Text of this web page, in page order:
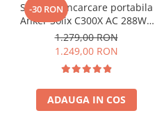
-30 RON
Statie de incarcare portabila
Anker Solix C300X AC 288Wh
300W
1.279,00 RON
1.249,00 RON
ADAUGA IN COS